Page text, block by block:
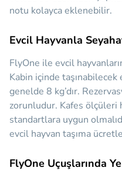
notu kolayca eklenebilir.
Evcil Hayvanla
FlyOne ile evcil
Kabin içinde taşınabilecek
genelde 8 kg’dır.
zorunludur. Kafes
standartlara uygun
evcil hayvan taşıma
FlyOne Uçuşlarında